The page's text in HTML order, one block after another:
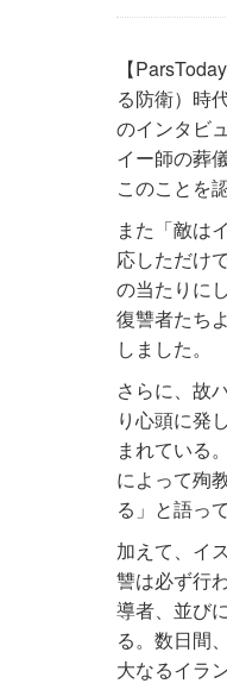
【
る防衛）時
のインタビ
イー師の葬
このことを
また「敵は
応しただけ
の当たりに
復讐者たち
しました。
さらに、故
り心頭に発
まれている
によって殉
る」と語っ
加えて、イ
讐は必ず行
導者、並び
る。数日間
大なるイラ